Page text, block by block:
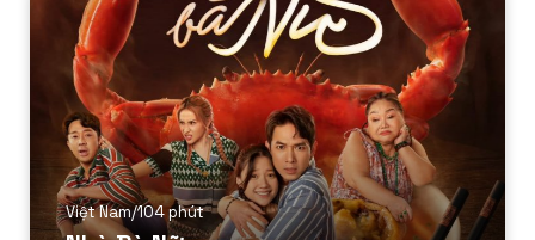
Việt Nam/104 phút